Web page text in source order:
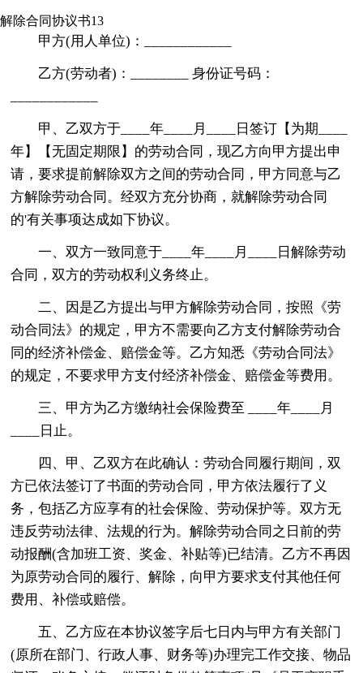
解除合同协议书13
甲方(用人单位)：____________
乙方(劳动者)：________ 身份证号码：
甲、乙双方于____年____月____日签订【为期____
年】【无固定期限】的劳动合同，现乙方向甲方提出申
请，要求提前解除双方之间的劳动合同，甲方同意与乙
方解除劳动合同。经双方充分协商，就解除劳动合同
的'有关事项达成如下协议。
一、双方一致同意于____年____月____日解除劳动
合同，双方的劳动权利义务终止。
二、因是乙方提出与甲方解除劳动合同，按照《劳
动合同法》的规定，甲方不需要向乙方支付解除劳动合
同的经济补偿金、赔偿金等。乙方知悉《劳动合同法》
的规定，不要求甲方支付经济补偿金、赔偿金等费用。
三、甲方为乙方缴纳社会保险费至 ____年____月
____日止。
四、甲、乙双方在此确认：劳动合同履行期间，双
方已依法签订了书面的劳动合同，甲方依法履行了义
务，包括乙方应享有的社会保险、劳动保护等。双方无
违反劳动法律、法规的行为。解除劳动合同之日前的劳
动报酬(含加班工资、奖金、补贴等)已结清。乙方不再因
为原劳动合同的履行、解除，向甲方要求支付其他任何
费用、补偿或赔偿。
五、乙方应在本协议签字后七日内与甲方有关部门
(原所在部门、行政人事、财务等)办理完工作交接、物品